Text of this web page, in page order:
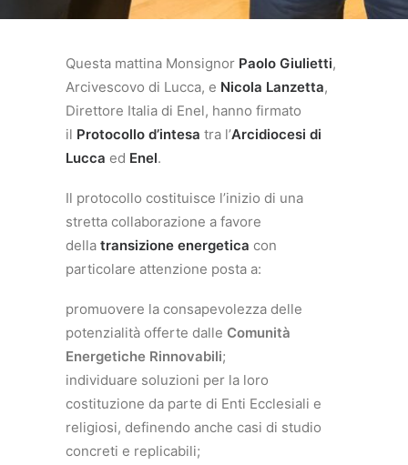
Questa mattina Monsignor Paolo Giulietti,
Arcivescovo di Lucca, e Nicola Lanzetta,
Direttore Italia di Enel, hanno firmato
il Protocollo d’intesa tra l’Arcidiocesi di
Lucca ed Enel.
Il protocollo costituisce l’inizio di una
stretta collaborazione a favore
della transizione energetica con
particolare attenzione posta a:
promuovere la consapevolezza delle
potenzialità offerte dalle Comunità
Energetiche Rinnovabili;
individuare soluzioni per la loro
costituzione da parte di Enti Ecclesiali e
religiosi, definendo anche casi di studio
concreti e replicabili;